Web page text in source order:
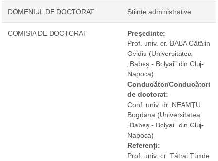
DOMENIUL DE DOCTORAT Științe administrative
COMISIA DE DOCTORAT
Președinte:
Prof. univ. dr. BABA Cătălin
Ovidiu (Universitatea
„Babeș - Bolyai” din Cluj-
Napoca)
Conducător/Conducători
de doctorat:
Conf. univ. dr. NEAMȚU
Bogdana (Universitatea
„Babeș - Bolyai” din Cluj-
Napoca)
Referenți:
Prof. univ. dr. Tátrai Tünde